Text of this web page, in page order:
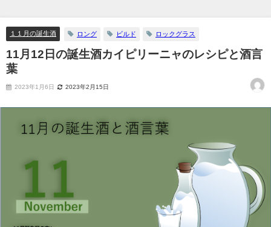
１１月の誕生酒 ロング ビルド ロックグラス
11月12日の誕生酒カイピリーニャのレシピと酒言
葉
2023年1月6日 2023年2月15日